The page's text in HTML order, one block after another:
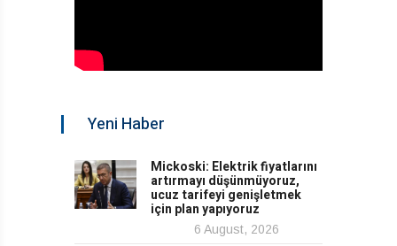
Yeni Haber
Mickoski: Elektrik fiyatlarını
artırmayı düşünmüyoruz,
ucuz tarifeyi genişletmek
için plan yapıyoruz
6 August, 2026